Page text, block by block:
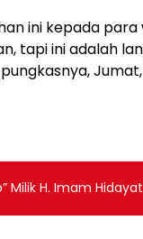
ini kepada para
tapi ini adalah
Jumat,
Milik H. Imam Hidayat